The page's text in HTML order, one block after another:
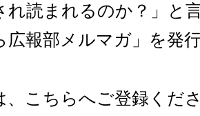
れ読まれるのか？」と
広報部メルマガ」を発
、こちらへご登録く